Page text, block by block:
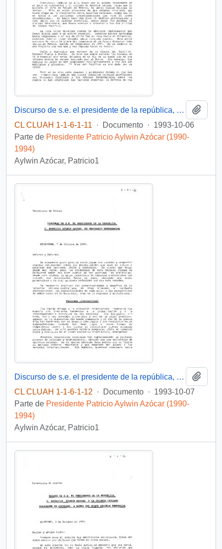
Discurso de s.e. el presidente de la república, D. Patricio Aylwin Azócar, en almuerzo ofrecido por el primer ministro de Australia, en el parlamento
CL CLUAH 1-1-6-1-11
· Documento · 1993-10-06
Parte de Presidente Patricio Aylwin Azócar (1990-
1994)
Aylwin Azócar, Patricio1
Discurso de s.e. el presidente de la república, D. Patricio Aylwin Azócar, en seminario empresarial.
CL CLUAH 1-1-6-1-12
· Documento · 1993-10-07
Parte de Presidente Patricio Aylwin Azócar (1990-
1994)
Aylwin Azócar, Patricio1